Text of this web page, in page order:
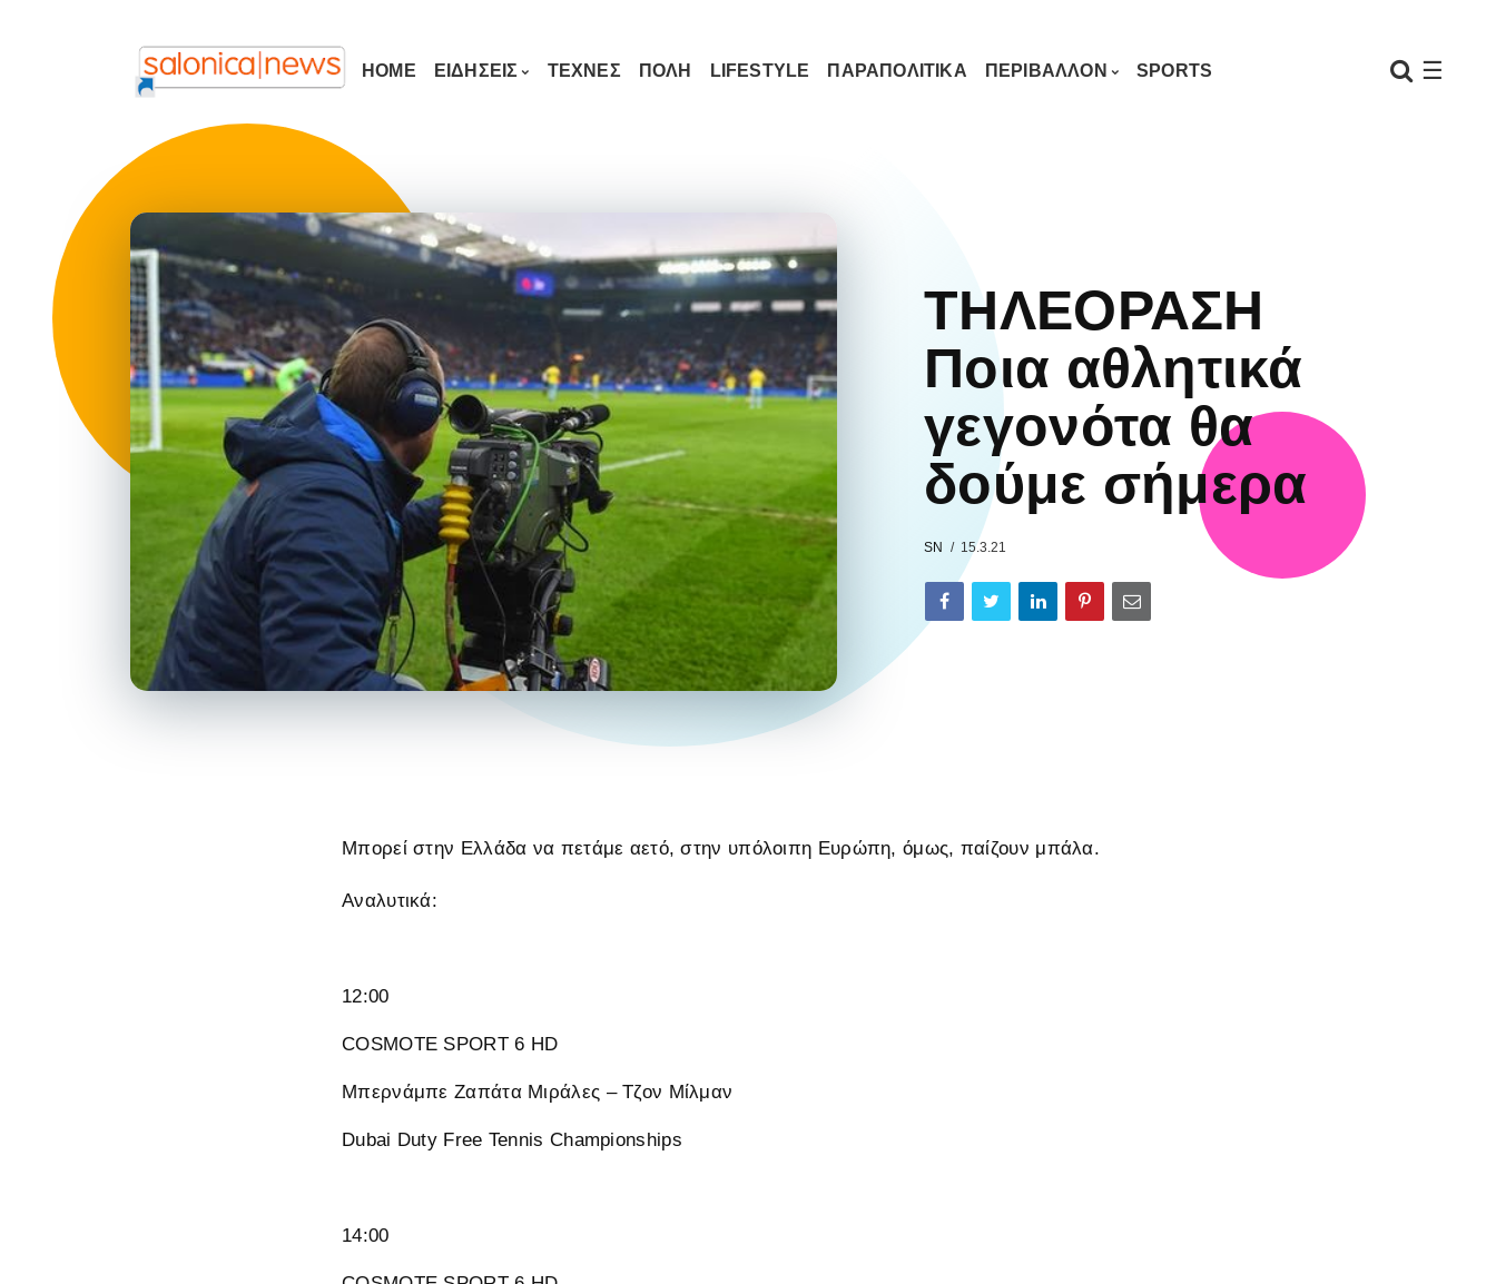
☰
HOME ΕΙΔΗΣΕΙΣ ΤΕΧΝΕΣ ΠΟΛΗ LIFESTYLE ΠΑΡΑΠΟΛΙΤΙΚΑ ΠΕΡΙΒΑΛΛΟΝ SPORTS
ΤΗΛΕΟΡΑΣΗ
Ποια αθλητικά
γεγονότα θα
δούμε σήμερα
SN 15.3.21
Μπορεί στην Ελλάδα να πετάμε αετό, στην υπόλοιπη Ευρώπη, όμως, παίζουν μπάλα.
Αναλυτικά:
12:00
COSMOTE SPORT 6 HD
Μπερνάμπε Ζαπάτα Μιράλες – Τζον Μίλμαν
Dubai Duty Free Tennis Championships
14:00